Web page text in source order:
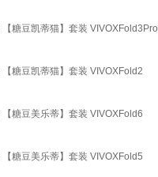
糖豆凯蒂猫】套装 VIVOXFold3Pro
糖豆凯蒂猫】套装 VIVOXFold2
糖豆美乐蒂】套装 VIVOXFold6
糖豆美乐蒂】套装 VIVOXFold5